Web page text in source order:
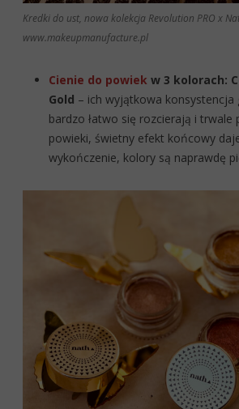
Kredki do ust, nowa kolekcja Revolution PRO x
www.makeupmanufacture.pl
Cienie do powiek w 3 kolorach:
Gold – ich wyjątkowa konsystencja
bardzo łatwo się rozcierają i trwale
powieki, świetny efekt końcowy
wykończenie, kolory są naprawdę